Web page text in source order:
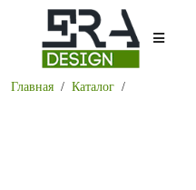
Главная Каталог